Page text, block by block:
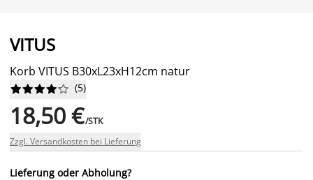
VITUS
Korb VITUS B30xL23xH12cm natur





 (5)
18,50 €/STK
Zzgl. Versandkosten bei Lieferung
Lieferung oder Abholung?